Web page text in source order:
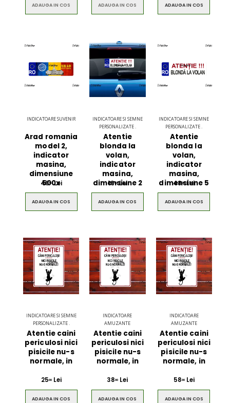
ADAUGA IN COS ADAUGA IN COS ADAUGA IN COS
INDICATOARE SUVENIR
Arad romania
model 2,
indicator
masina,
dimensiune
500x
4800Lei
ADAUGA IN COS
INDICATOARE SI SEMNE
PERSONALIZATE .
Atentie
blonda la
volan,
indicator
masina,
dimensiune 2
1800Lei
ADAUGA IN COS
INDICATOARE SI SEMNE
PERSONALIZATE .
Atentie
blonda la
volan,
indicator
masina,
dimensiune 5
4800Lei
ADAUGA IN COS
INDICATOARE SI SEMNE
PERSONALIZATE .
Atentie caini
periculosi nici
pisicile nu-s
normale, in
2500Lei
ADAUGA IN COS
INDICATOARE
AMUZANTE
Atentie caini
periculosi nici
pisicile nu-s
normale, in
3800 Lei
ADAUGA IN COS
INDICATOARE
AMUZANTE
Atentie caini
periculosi nici
pisicile nu-s
normale, in
5800Lei
ADAUGA IN COS
Speaker
$49.00
Casual HandBag
$49.00
$49.00
$49.00
Blue
$49.00
$49.00